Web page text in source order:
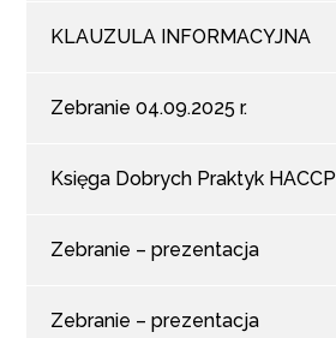
KLAUZULA INFORMACYJNA
Zebranie 04.09.2025 r.
Księga Dobrych Praktyk HACCP
Zebranie – prezentacja
Zebranie – prezentacja